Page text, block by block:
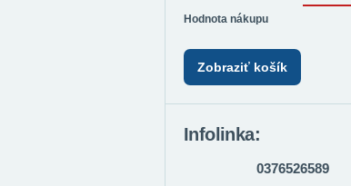
Hodnota nákupu
Zobraziť košík
Infolinka:
0376526589